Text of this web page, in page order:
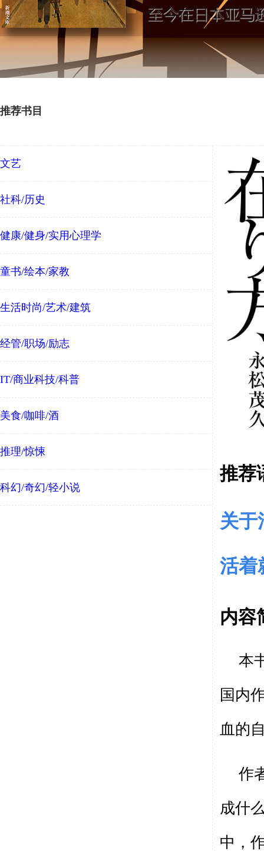
推荐书目
文艺
社科/历史
健康/健身/实用心理学
童书/绘本/家教
生活时尚/艺术/建筑
经管/职场/励志
IT/商业科技/科普
美食/咖啡/酒
推理/惊悚
科幻/奇幻/轻小说
推荐
关于
活着
内容
本
国内
血的
作
成什
中，